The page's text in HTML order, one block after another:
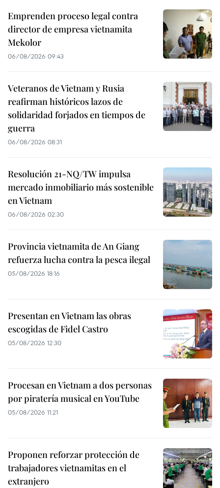
Emprenden proceso legal contra
director de empresa vietnamita
Mekolor
06/08/2026 09:43
Veteranos de Vietnam y Rusia
reafirman históricos lazos de
solidaridad forjados en tiempos de
guerra
06/08/2026 08:31
Resolución 21-NQ/TW impulsa
mercado inmobiliario más sostenible
en Vietnam
06/08/2026 02:30
Provincia vietnamita de An Giang
refuerza lucha contra la pesca ilegal
05/08/2026 18:16
Presentan en Vietnam las obras
escogidas de Fidel Castro
05/08/2026 12:30
Procesan en Vietnam a dos personas
por piratería musical en YouTube
05/08/2026 11:21
Proponen reforzar protección de
trabajadores vietnamitas en el
extranjero